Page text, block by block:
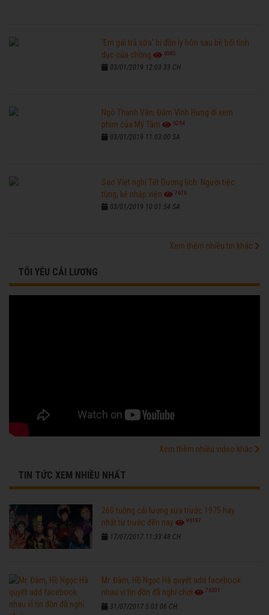
'Em gái trà sữa' bị đồn ly hôn sau bê bối tình
dục của chồng
6585
03/01/2019 12:03:33 CH
Ngô Thanh Vân, Đàm Vĩnh Hưng đi xem
phim của Mỹ Tâm
6264
03/01/2019 11:03:00 SA
Sao Việt nghỉ Tết Dương lịch: Người tiệc
tùng, kẻ nhập viện
7676
03/01/2019 10:01:54 SA
Xem thêm nhiều tin khác
TÔI YÊU CẢI LƯƠNG
Xem thêm nhiều video khác
TIN TỨC XEM NHIỀU NHẤT
260 tuồng cải lương xưa trước 1975 hay
nhất từ trước đến nay
96197
17/07/2017 11:33:48 CH
Mr. Đàm, Hồ Ngọc Hà quyết add facebook
nhau vì tin đồn đã nghỉ chơi
76301
31/07/2017 5:03:06 CH